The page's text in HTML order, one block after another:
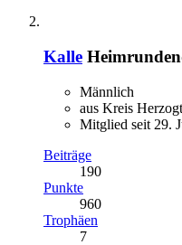
Kalle
Männlich
aus Kreis
Mitglied seit 29.
Beiträge
190
Punkte
960
Trophäen
7